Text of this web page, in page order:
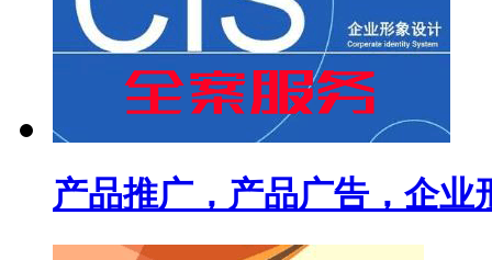
产品推广，产品广告，企业